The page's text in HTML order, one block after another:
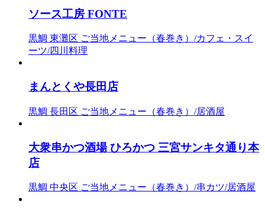
ソース工房 FONTE
黒鯛 東灘区 ご当地メニュー（春巻き）/カフェ・スイ
ーツ/四川料理
まんとくや長田店
黒鯛 長田区 ご当地メニュー（春巻き）/居酒屋
大衆串かつ酒場 ひろかつ 三宮サンキタ通り本
店
黒鯛 中央区 ご当地メニュー（春巻き）/串カツ/居酒屋